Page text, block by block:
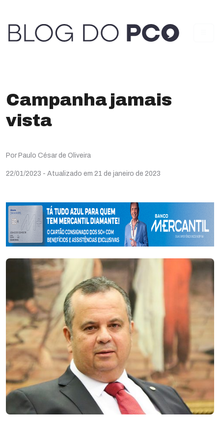
Campanha jamais
vista
Por Paulo César de Oliveira
22/01/2023 - Atualizado em 21 de janeiro de 2023